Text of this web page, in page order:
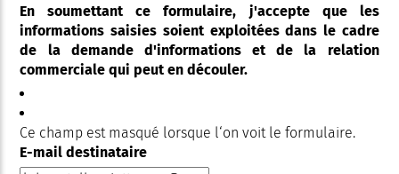
En soumettant ce formulaire, j'accepte que les
informations saisies soient exploitées dans le cadre
de la demande d'informations et de la relation
commerciale qui peut en découler.
Ce champ est masqué lorsque l‘on voit le formulaire.
E-mail destinataire